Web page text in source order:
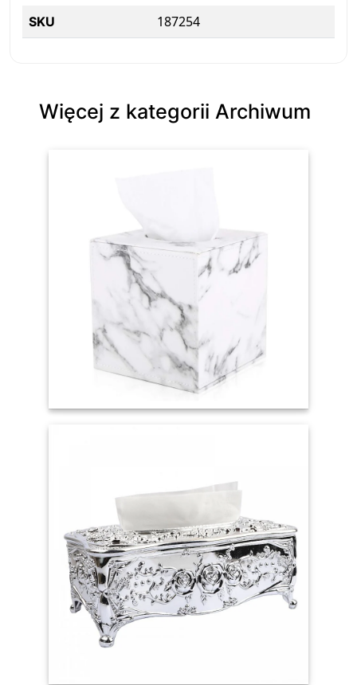
SKU 187254
Więcej z kategorii Archiwum